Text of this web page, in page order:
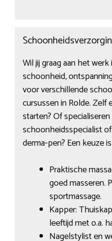
Wil jij graag aan het
schoonheid,
voor verschillende
cursussen in Rolde.
starten? Of
schoonheidsspecialist
derma-pen? Een keuze
Praktische
goed masseren.
sportmassage.
Kapper:
leeftijd met o.a.
Nagelstylist en